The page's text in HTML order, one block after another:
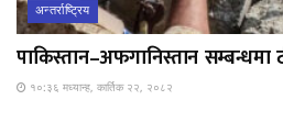
अन्तर्राष्ट्रिय
पाकिस्तान–अफगानिस्तान सम्बन्धमा
१०:३६ मध्यान्ह, कार्तिक २२, २०८२